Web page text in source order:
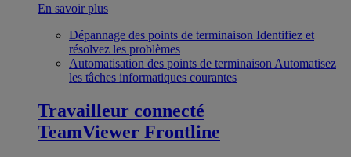
En savoir plus
Dépannage des points de terminaison Identifiez et
résolvez les problèmes
Automatisation des points de terminaison Automatisez
les tâches informatiques courantes
Travailleur connecté
TeamViewer Frontline